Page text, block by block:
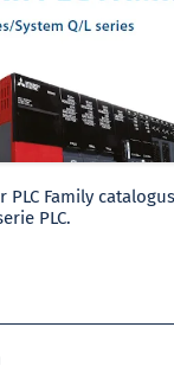
Family
PLC.